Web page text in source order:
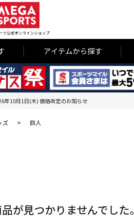
ツ公式オンラインショップ
アイテムから探す
年10月1日(木) 価格改定のお知らせ
ズ > 巨人
が見つかりませんでした。